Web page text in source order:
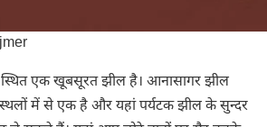
एक खूबसूरत झील है। आनासागर झील
में से एक है और यहां पर्यटक झील के सुन्दर